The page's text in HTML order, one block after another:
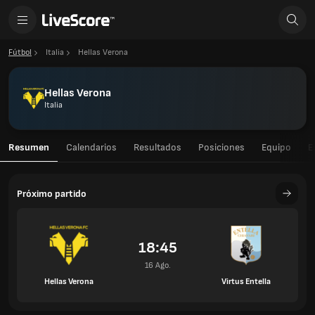
Fútbol Italia Hellas Verona
Hellas Verona
Italia
Resumen Calendarios Resultados Posiciones Equipo
Próximo partido
Hellas Verona
18:45
16 Ago.
Virtus Entella